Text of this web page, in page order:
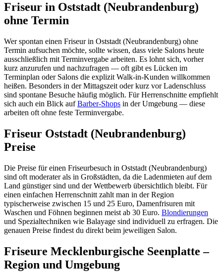
Friseur in Oststadt (Neubrandenburg)
ohne Termin
Wer spontan einen Friseur in Oststadt (Neubrandenburg) ohne
Termin aufsuchen möchte, sollte wissen, dass viele Salons heute
ausschließlich mit Terminvergabe arbeiten. Es lohnt sich, vorher
kurz anzurufen und nachzufragen — oft gibt es Lücken im
Terminplan oder Salons die explizit Walk-in-Kunden willkommen
heißen. Besonders in der Mittagszeit oder kurz vor Ladenschluss
sind spontane Besuche häufig möglich. Für Herrenschnitte empfiehlt
sich auch ein Blick aufBarber-Shops in der Umgebung — diese
arbeiten oft ohne feste Terminvergabe.
Friseur Oststadt (Neubrandenburg)
Preise
Die Preise für einen Friseurbesuch in Oststadt (Neubrandenburg)
sind oft moderater als in Großstädten, da die Ladenmieten auf dem
Land günstiger sind und der Wettbewerb übersichtlich bleibt. Für
einen einfachen Herrenschnitt zahlt man in der Region
typischerweise zwischen 15 und 25 Euro, Damenfrisuren mit
Waschen und Föhnen beginnen meist ab 30 Euro. Blondierungen
und Spezialtechniken wie Balayage sind individuell zu erfragen. Die
genauen Preise findest du direkt beim jeweiligen Salon.
Friseure Mecklenburgische Seenplatte –
Region und Umgebung